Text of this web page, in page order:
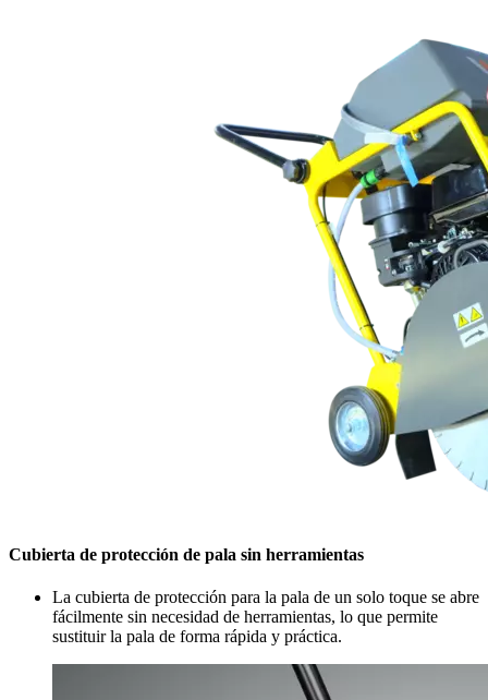
Cubierta de protección de pala sin herramientas
La cubierta de protección para la pala de un solo toque se abre
fácilmente sin necesidad de herramientas, lo que permite
sustituir la pala de forma rápida y práctica.